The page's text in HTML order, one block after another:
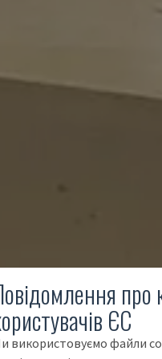
про
ЄС
використовуємо файли